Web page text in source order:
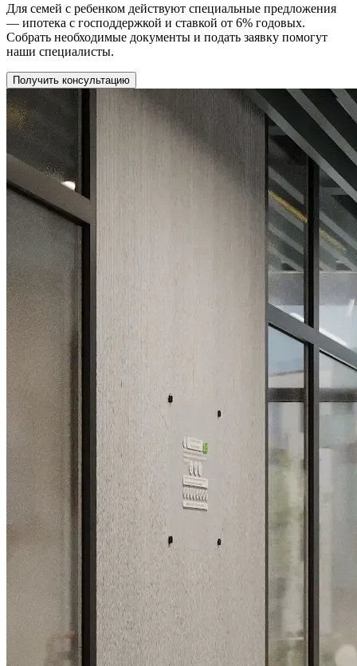
Для семей с ребенком действуют специальные предложения
— ипотека с господдержкой и ставкой от 6% годовых.
Собрать необходимые документы и подать заявку помогут
наши специалисты.
Получить консультацию